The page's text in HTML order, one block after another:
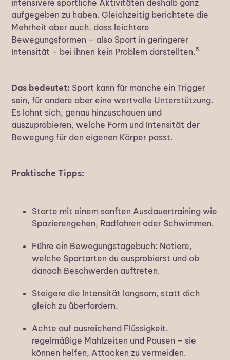
intensivere sportliche Aktivitäten deshalb ganz
aufgegeben zu haben. Gleichzeitig berichtete die
Mehrheit aber auch, dass leichtere
Bewegungsformen – also Sport in geringerer
Intensität – bei ihnen kein Problem darstellten.5
Das bedeutet: Sport kann für manche ein Trigger
sein, für andere aber eine wertvolle Unterstützung.
Es lohnt sich, genau hinzuschauen und
auszuprobieren, welche Form und Intensität der
Bewegung für den eigenen Körper passt.
Praktische Tipps:
Starte mit einem sanften Ausdauertraining wie
Spazierengehen, Radfahren oder Schwimmen.
Führe ein Bewegungstagebuch: Notiere,
welche Sportarten du ausprobierst und ob
danach Beschwerden auftreten.
Steigere die Intensität langsam, statt dich
gleich zu überfordern.
Achte auf ausreichend Flüssigkeit,
regelmäßige Mahlzeiten und Pausen – sie
können helfen, Attacken zu vermeiden.